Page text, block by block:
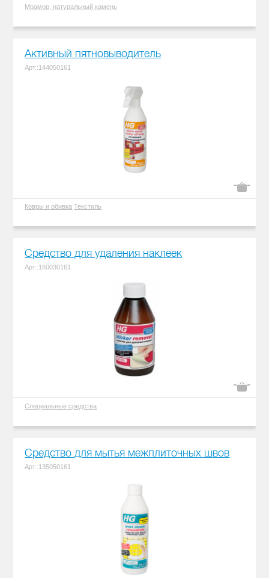
Мрамор, натуральный камень
Активный пятновыводитель
Арт.:144050161
Ковры и обивка Текстиль
Средство для удаления наклеек
Арт.:160030161
Специальные средства
Средство для мытья межплиточных швов
Арт.:135050161